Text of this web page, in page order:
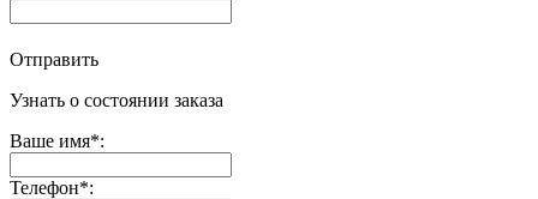
Отправить
Узнать о состоянии заказа
Ваше имя*:
Телефон*: